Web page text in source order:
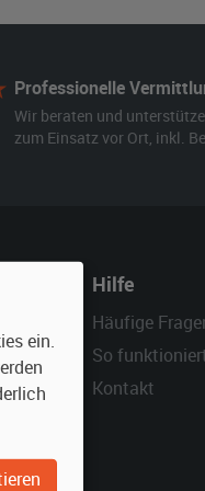
Professionelle
Wir beraten und
zum Einsatz vor Ort, inkl.
Hilfe
Häufige
So
Kontakt
ein.